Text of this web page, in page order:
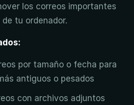
los correos importantes
tu ordenador.
por tamaño o fecha para
antiguos o pesados
con archivos adjuntos